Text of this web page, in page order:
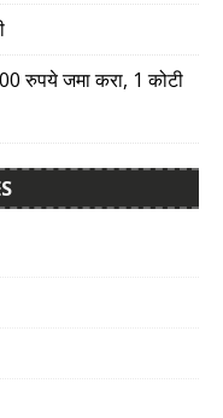
रुपये जमा करा, 1 कोटी